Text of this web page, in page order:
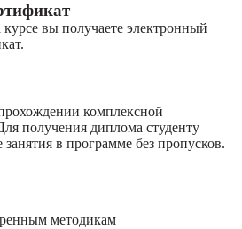
вы получаете электронный
комплексной
получения диплома студенту
в программе без пропусков.
методикам